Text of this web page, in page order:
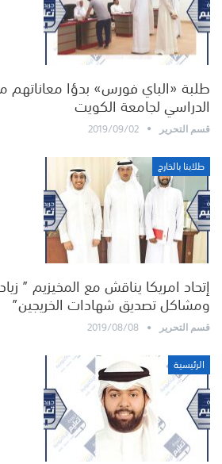
طلبة «الباي فورس» بدؤا معاناتهم
الدراسي لجامعة الكويت
قسم التحرير 2019/09/02
طلابنا بالخارج
إتحاد امريكا يناقش مع المخيزيم ”
ومشاكل تصديق شهادات الخريجين”
قسم التحرير 2019/08/08
الرئيسية